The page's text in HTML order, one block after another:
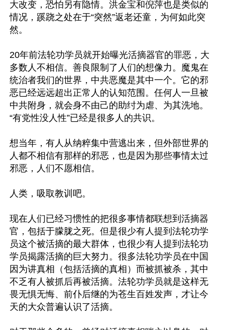
大改变，恐怕另有隐情。洪金宝和倪萍也是类似的
情况，蹊跷之处在于“突然”返老还童，为何如此突
然。
20年前法轮功学员就开始曝光活摘器官的罪恶，大
多数人不相信。善良限制了人们的想像力。魔鬼在
统治者我们的世界，中共恶魔是其中一个。它的邪
恶已经远远超出正常人的认知范围。任何人一旦被
中共附身，就会身不由己的助纣为虐、为其洗地。
“有党性没人性”已经是很多人的共识。
想当年，有人从纳粹集中营逃出来，但外部世界的
人都不相信有那样的邪恶，也是因为那些事情太过
邪恶，人们不愿相信。
人类，吸取教训吧。
现在人们已经习惯性的把很多事情都联想到活摘器
官，包括于朦胧之死。但是很少有人提到法轮功学
员这个被活摘的最大群体，也很少有人提到法轮功
学员揭露活摘的巨大努力。很多法轮功学员在中国
因为讲真相（包括活摘的真相）而被抓被杀，其中
不乏有人被抓后再被活摘。法轮功学员就是这样无
畏无惧无悔、前仆后继的为苍生百姓发声，才让今
天的大众普遍认识了活摘。